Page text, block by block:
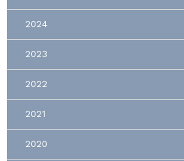
2024
2023
2022
2021
2020